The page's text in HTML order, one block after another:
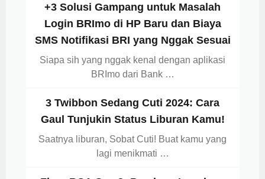
+3 Solusi Gampang untuk Masalah
Login BRImo di HP Baru dan Biaya
SMS Notifikasi BRI yang Nggak Sesuai
Siapa sih yang nggak kenal dengan aplikasi
BRImo dari Bank …
3 Twibbon Sedang Cuti 2024: Cara
Gaul Tunjukin Status Liburan Kamu!
Saatnya liburan, Sobat Cuti! Buat kamu yang
lagi menikmati …